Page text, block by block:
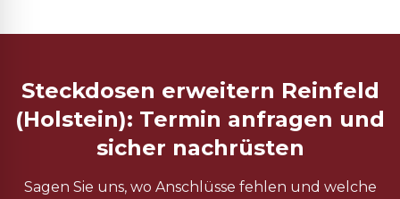
Steckdosen erweitern Reinfeld
(Holstein): Termin anfragen und
sicher nachrüsten
Sagen Sie uns, wo Anschlüsse fehlen und welche